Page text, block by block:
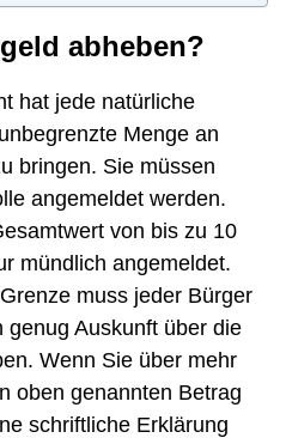
abheben?
hat jede natürliche
Menge an
bringen. Sie müssen
angemeldet werden.
von bis zu 10
mündlich angemeldet.
muss jeder Bürger
Auskunft über die
Wenn Sie über mehr
oben genannten Betrag
schriftliche Erklärung